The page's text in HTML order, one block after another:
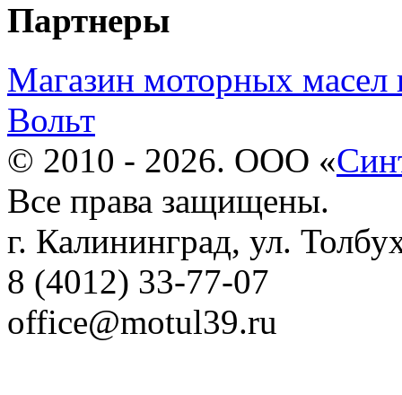
Партнеры
Магазин моторных масел
Вольт
© 2010 - 2026. ООО «
Все права защищены.
г. Калининград, ул.
8 (4012) 33-77-07
office@motul39.ru